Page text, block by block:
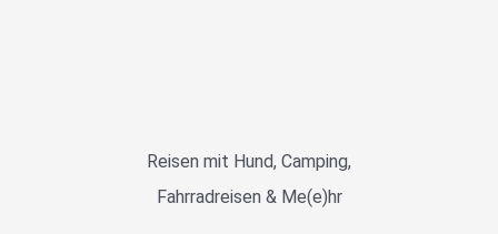
Reisen mit Hund, Camping,
Fahrradreisen & Me(e)hr